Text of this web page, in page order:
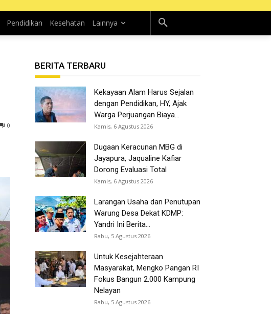
Pendidikan Kesehatan Lainnya
0
BERITA TERBARU
Kekayaan Alam Harus Sejalan
dengan Pendidikan, HY, Ajak
Warga Perjuangan Biaya...
Kamis, 6 Agustus 2026
Dugaan Keracunan MBG di
Jayapura, Jaqualine Kafiar
Dorong Evaluasi Total
Kamis, 6 Agustus 2026
Larangan Usaha dan Penutupan
Warung Desa Dekat KDMP:
Yandri Ini Berita...
Rabu, 5 Agustus 2026
Untuk Kesejahteraan
Masyarakat, Mengko Pangan RI
Fokus Bangun 2.000 Kampung
Nelayan
Rabu, 5 Agustus 2026